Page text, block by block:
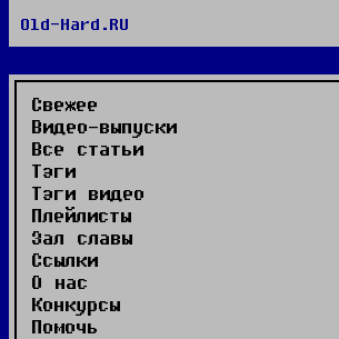
Old-Hard.RU
RSS комментариев
Видео-выпуски
Свежее
Видео-выпуски
Все статьи
Тэги
Тэги видео
Плейлисты
Зал славы
Ссылки
О нас
Конкурсы
Помочь